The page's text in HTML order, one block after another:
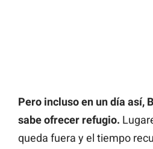
Pero incluso en un día así,
sabe ofrecer refugio.
queda fuera y el tiempo